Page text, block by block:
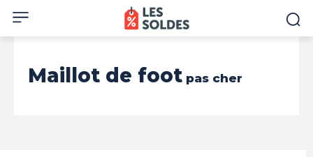
Maillot de foot pas cher